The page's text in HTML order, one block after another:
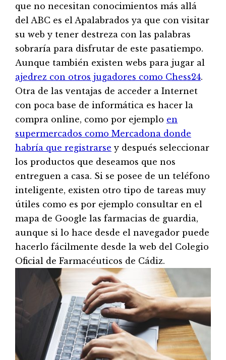
que no necesitan conocimientos más allá
del ABC es el Apalabrados ya que con visitar
su web y tener destreza con las palabras
sobraría para disfrutar de este pasatiempo.
Aunque también existen webs para jugar al
ajedrez con otros jugadores como Chess24.
Otra de las ventajas de acceder a Internet
con poca base de informática es hacer la
compra online, como por ejemplo en
supermercados como Mercadona donde
habría que registrarse y después seleccionar
los productos que deseamos que nos
entreguen a casa. Si se posee de un teléfono
inteligente, existen otro tipo de tareas muy
útiles como es por ejemplo consultar en el
mapa de Google las farmacias de guardia,
aunque si lo hace desde el navegador puede
hacerlo fácilmente desde la web del Colegio
Oficial de Farmacéuticos de Cádiz.